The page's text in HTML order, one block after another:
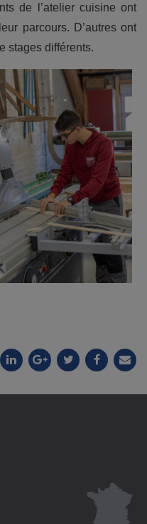
de l’atelier cuisine ont
parcours. D’autres ont
stages différents.